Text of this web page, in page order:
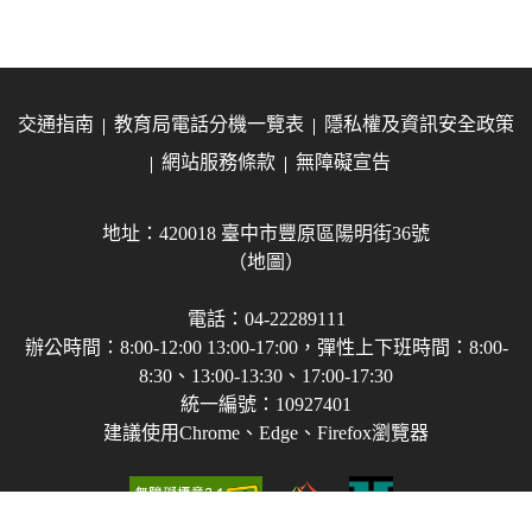
交通指南 教育局電話分機一覽表
隱私權及資訊安全政策
網站服務條款
無障礙宣告
地址：420018 臺中市豐原區陽明街36號
（地圖）
電話：04-22289111
辦公時間：8:00-12:00 13:00-17:00，彈性上下班時間：8:00-
8:30、13:00-13:30、17:00-17:30
統一編號：10927401
建議使用Chrome、Edge、Firefox瀏覽器